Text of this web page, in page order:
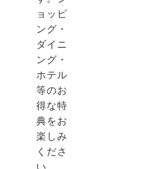
ョッピ
ング・
ダイニ
ング・
ホテル
等のお
得な特
典をお
楽しみ
くださ